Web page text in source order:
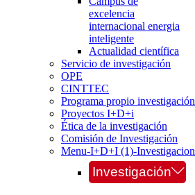
excelencia
internacional energia
inteligente
Actualidad científica
Servicio de investigación
OPE
CINTTEC
Programa propio investigación
Proyectos I+D+i
Ética de la investigación
Comisión de Investigación
Menu-I+D+I (1)-Investigacion
Investigación